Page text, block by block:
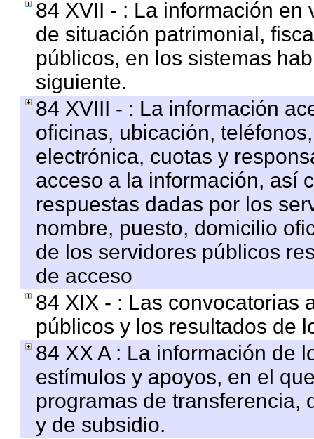
84 XVII - : La información
de situación patrimonial,
públicos, en los sistemas
siguiente.
84 XVIII - : La información
oficinas, ubicación,
electrónica, cuotas y
acceso a la información, así
respuestas dadas por los
nombre, puesto, domicilio
de los servidores públicos
de acceso
84 XIX - : Las convocatorias
públicos y los resultados de
84 XX A : La información de
estímulos y apoyos, en el
programas de transferencia,
y de subsidio.